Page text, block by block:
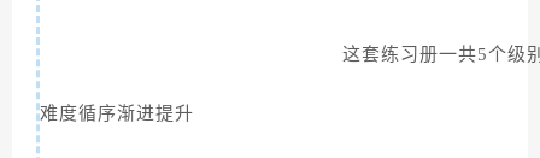
这套练习册一共5个级
难度循序渐进提升